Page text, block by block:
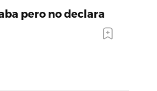
pero no declara